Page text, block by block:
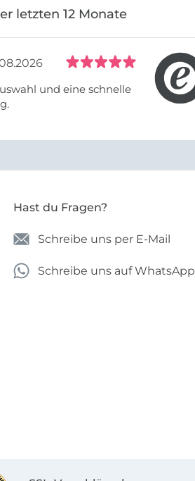
letzten 12 Monate
und eine schnelle
Hast du Fragen?
Schreibe uns per E-Mail
Schreibe uns auf WhatsApp